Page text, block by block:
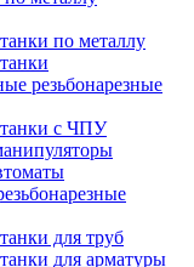
по металлу
резьбонарезные
с ЧПУ
для труб
для арматуры